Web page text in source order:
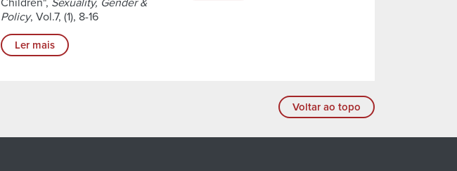
Policy, Vol.7, (1), 8-16
Ler mais
Voltar ao topo